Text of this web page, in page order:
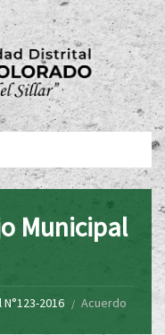
Municipal
2016
Acuerdo